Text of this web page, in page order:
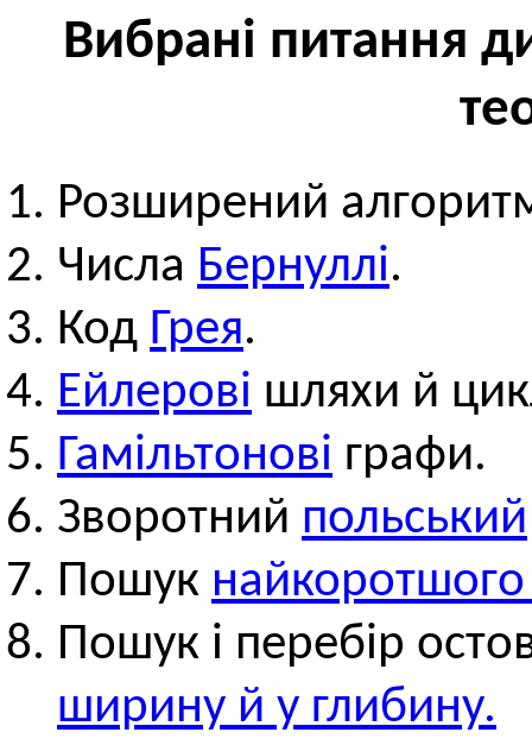
Вибрані питання
Розширений
Числа Бернуллі.
Код Грея.
Ейлерові шляхи й
Гамільтонові графи.
Зворотний польський
Пошук
Пошук і перебір
ширину й у глибину.